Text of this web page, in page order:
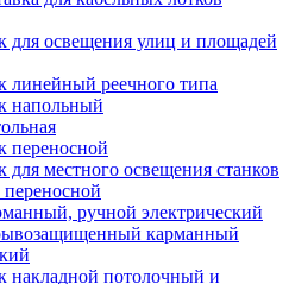
для освещения улиц и площадей
линейный реечного типа
напольный
переносной
для местного освещения станков
ручной электрический
карманный
накладной потолочный и